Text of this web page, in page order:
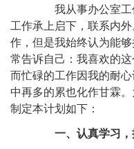
我从事办公室工
工作承上启下，联系内
作，但是我始终认为能
常告诉自己：我喜欢的
而忙碌的工作因我的耐
中再多的累也化作甘霖
制定本计划如下：
一、认真学习，